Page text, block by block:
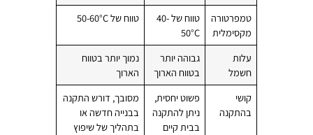
טמפרטורה
מקסימלית
טווח של 40-
50°C
טווח של 50-60°C
עלות
חשמל
גבוהה יותר
בטווח הארוך
נמוך יותר בטווח
הארוך
קושי
בהתקנה
פשוט יחסית,
ניתן להתקנה
בבית קיים
מסובך, דורש התקנה
בבנייה חדשה או
בתהליך של שיפוץ